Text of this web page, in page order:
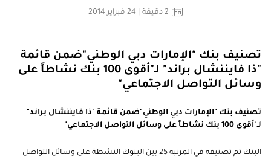
2 دقيقة
تصنيف بنك "الإمارات دبي الوطني"ضمن قائمة
"ذا فايننشال براند" لـ"أقوى 100 بنك نشاطاً على
وسائل التواصل الاجتماعي"
تصنيف بنك "الإمارات دبي الوطني"ضمن قائمة "ذا فايننشال براند"
لـ"أقوى 100 بنك نشاطاً على وسائل التواصل الاجتماعي"
البنك تم تصنيفه في المرتبة 25 بين البنوك النشطة على وسائل التواصل